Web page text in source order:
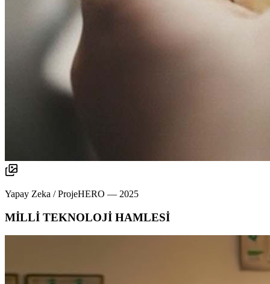
Yapay Zeka / ProjeHERO — 2025
MİLLİ TEKNOLOJİ HAMLESİ